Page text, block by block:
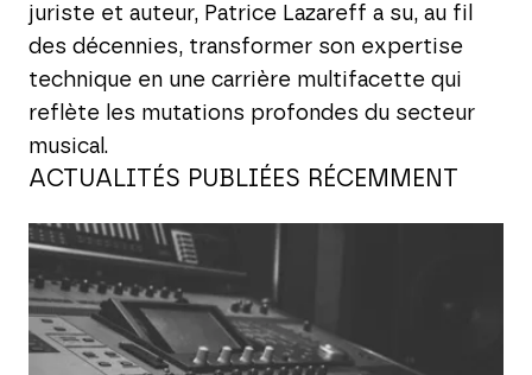
juriste et auteur, Patrice Lazareff a su, au fil
des décennies, transformer son expertise
technique en une carrière multifacette qui
reflète les mutations profondes du secteur
musical.
ACTUALITÉS PUBLIÉES RÉCEMMENT